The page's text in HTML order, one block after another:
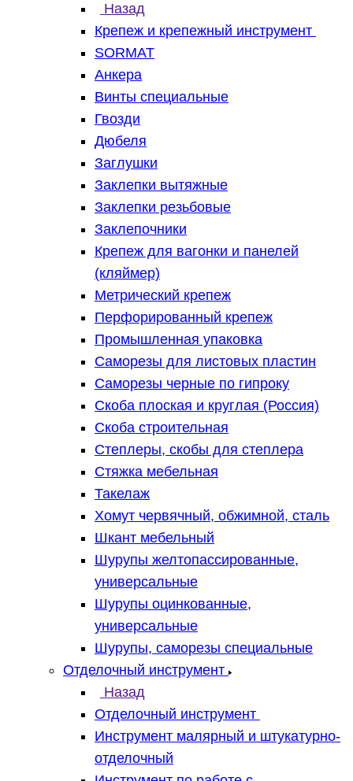
Назад
Крепеж и крепежный инструмент
SORMAT
Анкера
Винты специальные
Гвозди
Дюбеля
Заглушки
Заклепки вытяжные
Заклепки резьбовые
Заклепочники
Крепеж для вагонки и панелей
(кляймер)
Метрический крепеж
Перфорированный крепеж
Промышленная упаковка
Саморезы для листовых пластин
Саморезы черные по гипроку
Скоба плоская и круглая (Россия)
Скоба строительная
Степлеры, скобы для степлера
Стяжка мебельная
Такелаж
Хомут червячный, обжимной, сталь
Шкант мебельный
Шурупы желтопассированные,
универсальные
Шурупы оцинкованные,
универсальные
Шурупы, саморезы специальные
Отделочный инструмент
Назад
Отделочный инструмент
Инструмент малярный и штукатурно-
отделочный